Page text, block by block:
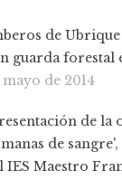
de
guarda forestal
mayo de 2014
de la
de
IES Maestro